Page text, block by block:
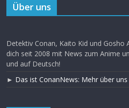
Über uns
Detektiv Conan, Kaito Kid und Gosho
dich seit 2008 mit News zum Anime
und auf Deutsch!
► Das ist ConanNews: Mehr über uns